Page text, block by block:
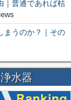
｜普通であれば枯
まうのか？｜その
水器